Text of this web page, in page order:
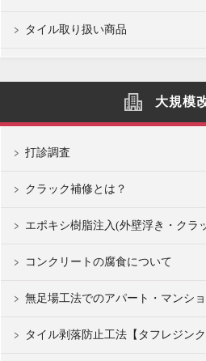
タイル取り扱い商品
大規模
打診調査
クラック補修とは？
エポキシ樹脂注入(外壁浮き・クラ
コンクリートの腐食について
無足場工法でのアパート・マンシ
タイル剥落防止工法【タフレジンク